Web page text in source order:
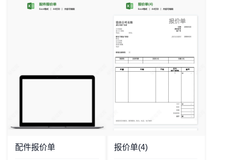
配件报价单 报价单(4)